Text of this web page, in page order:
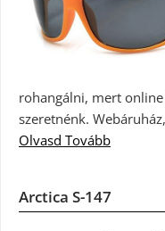
rohangálni, mert
szeretnénk.
Olvasd Tovább
Arctica S-147